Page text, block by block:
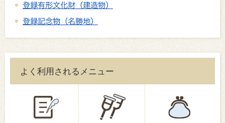
登録有形文化財（建造物）
登録記念物（名勝地）
よく利用されるメニュー